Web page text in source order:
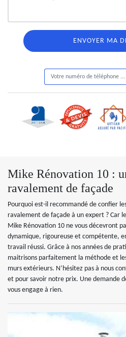
Mike Rénovation 10 :
ravalement de façade
Pourquoi est-il recommandé de confier
ravalement de façade à un expert ? Car
Mike Rénovation 10 ne vous décevront
dynamique, rigoureuse et compétente,
travail réussi. Grâce à nos années de
maitrisons parfaitement la méthode et
murs extérieurs. N’hésitez pas à nous
et pour savoir notre prix. Une demande
vous engage à rien.